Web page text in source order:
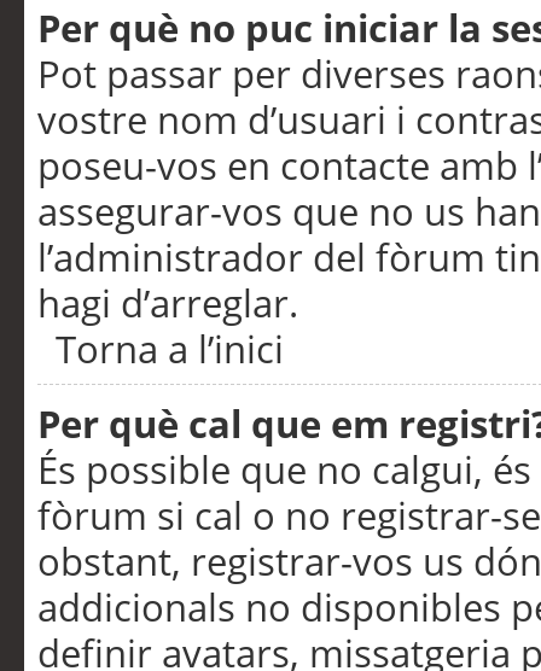
Per què no puc iniciar la
Pot passar per diverses
vostre nom d’usuari i
poseu-vos en contacte
assegurar-vos que no us
l’administrador del fòrum
hagi d’arreglar.
Torna a l’inici
Per què cal que em
És possible que no calgui,
fòrum si cal o no registrar-
obstant, registrar-vos us
addicionals no disponibles
definir avatars, missatgeria